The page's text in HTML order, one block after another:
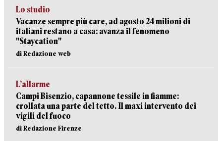
Lo studio
Vacanze sempre più care, ad agosto 24 milioni di
italiani restano a casa: avanza il fenomeno
"Staycation"
di Redazione web
L’allarme
Campi Bisenzio, capannone tessile in fiamme:
crollata una parte del tetto. Il maxi intervento dei
vigili del fuoco
di Redazione Firenze